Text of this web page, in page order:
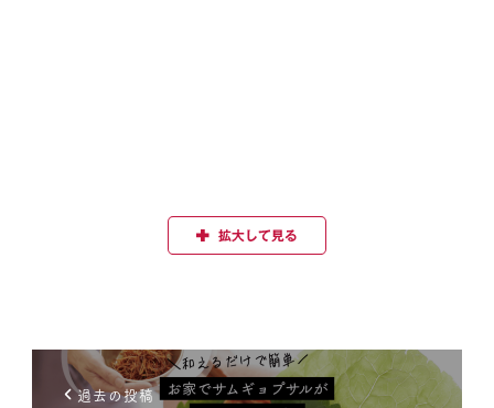
過去の投稿